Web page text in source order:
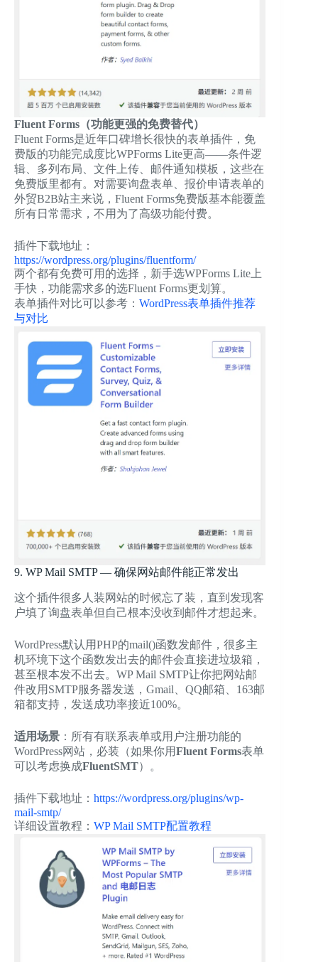
Fluent Forms（功能更强的免费替代）
Fluent Forms是近年口碑增长很快的表单插件，免
费版的功能完成度比WPForms Lite更高——条件逻
辑、多列布局、文件上传、邮件通知模板，这些在
免费版里都有。对需要询盘表单、报价申请表单的
外贸B2B站主来说，Fluent Forms免费版基本能覆盖
所有日常需求，不用为了高级功能付费。
插件下载地址：
https://wordpress.org/plugins/fluentform/
两个都有免费可用的选择，新手选WPForms Lite上
手快，功能需求多的选Fluent Forms更划算。
表单插件对比可以参考： WordPress表单插件推荐
与对比
9. WP Mail SMTP — 确保网站邮件能正常发出
这个插件很多人装网站的时候忘了装，直到发现客
户填了询盘表单但自己根本没收到邮件才想起来。
WordPress默认用PHP的mail()函数发邮件，很多主
机环境下这个函数发出去的邮件会直接进垃圾箱，
甚至根本发不出去。WP Mail SMTP让你把网站邮
件改用SMTP服务器发送，Gmail、QQ邮箱、163邮
箱都支持，发送成功率接近100%。
适用场景 ：所有有联系表单或用户注册功能的
WordPress网站，必装（如果你用Fluent Forms表单
可以考虑换成FluentSMT）。
插件下载地址： https://wordpress.org/plugins/wp-
mail-smtp/
详细设置教程： WP Mail SMTP配置教程